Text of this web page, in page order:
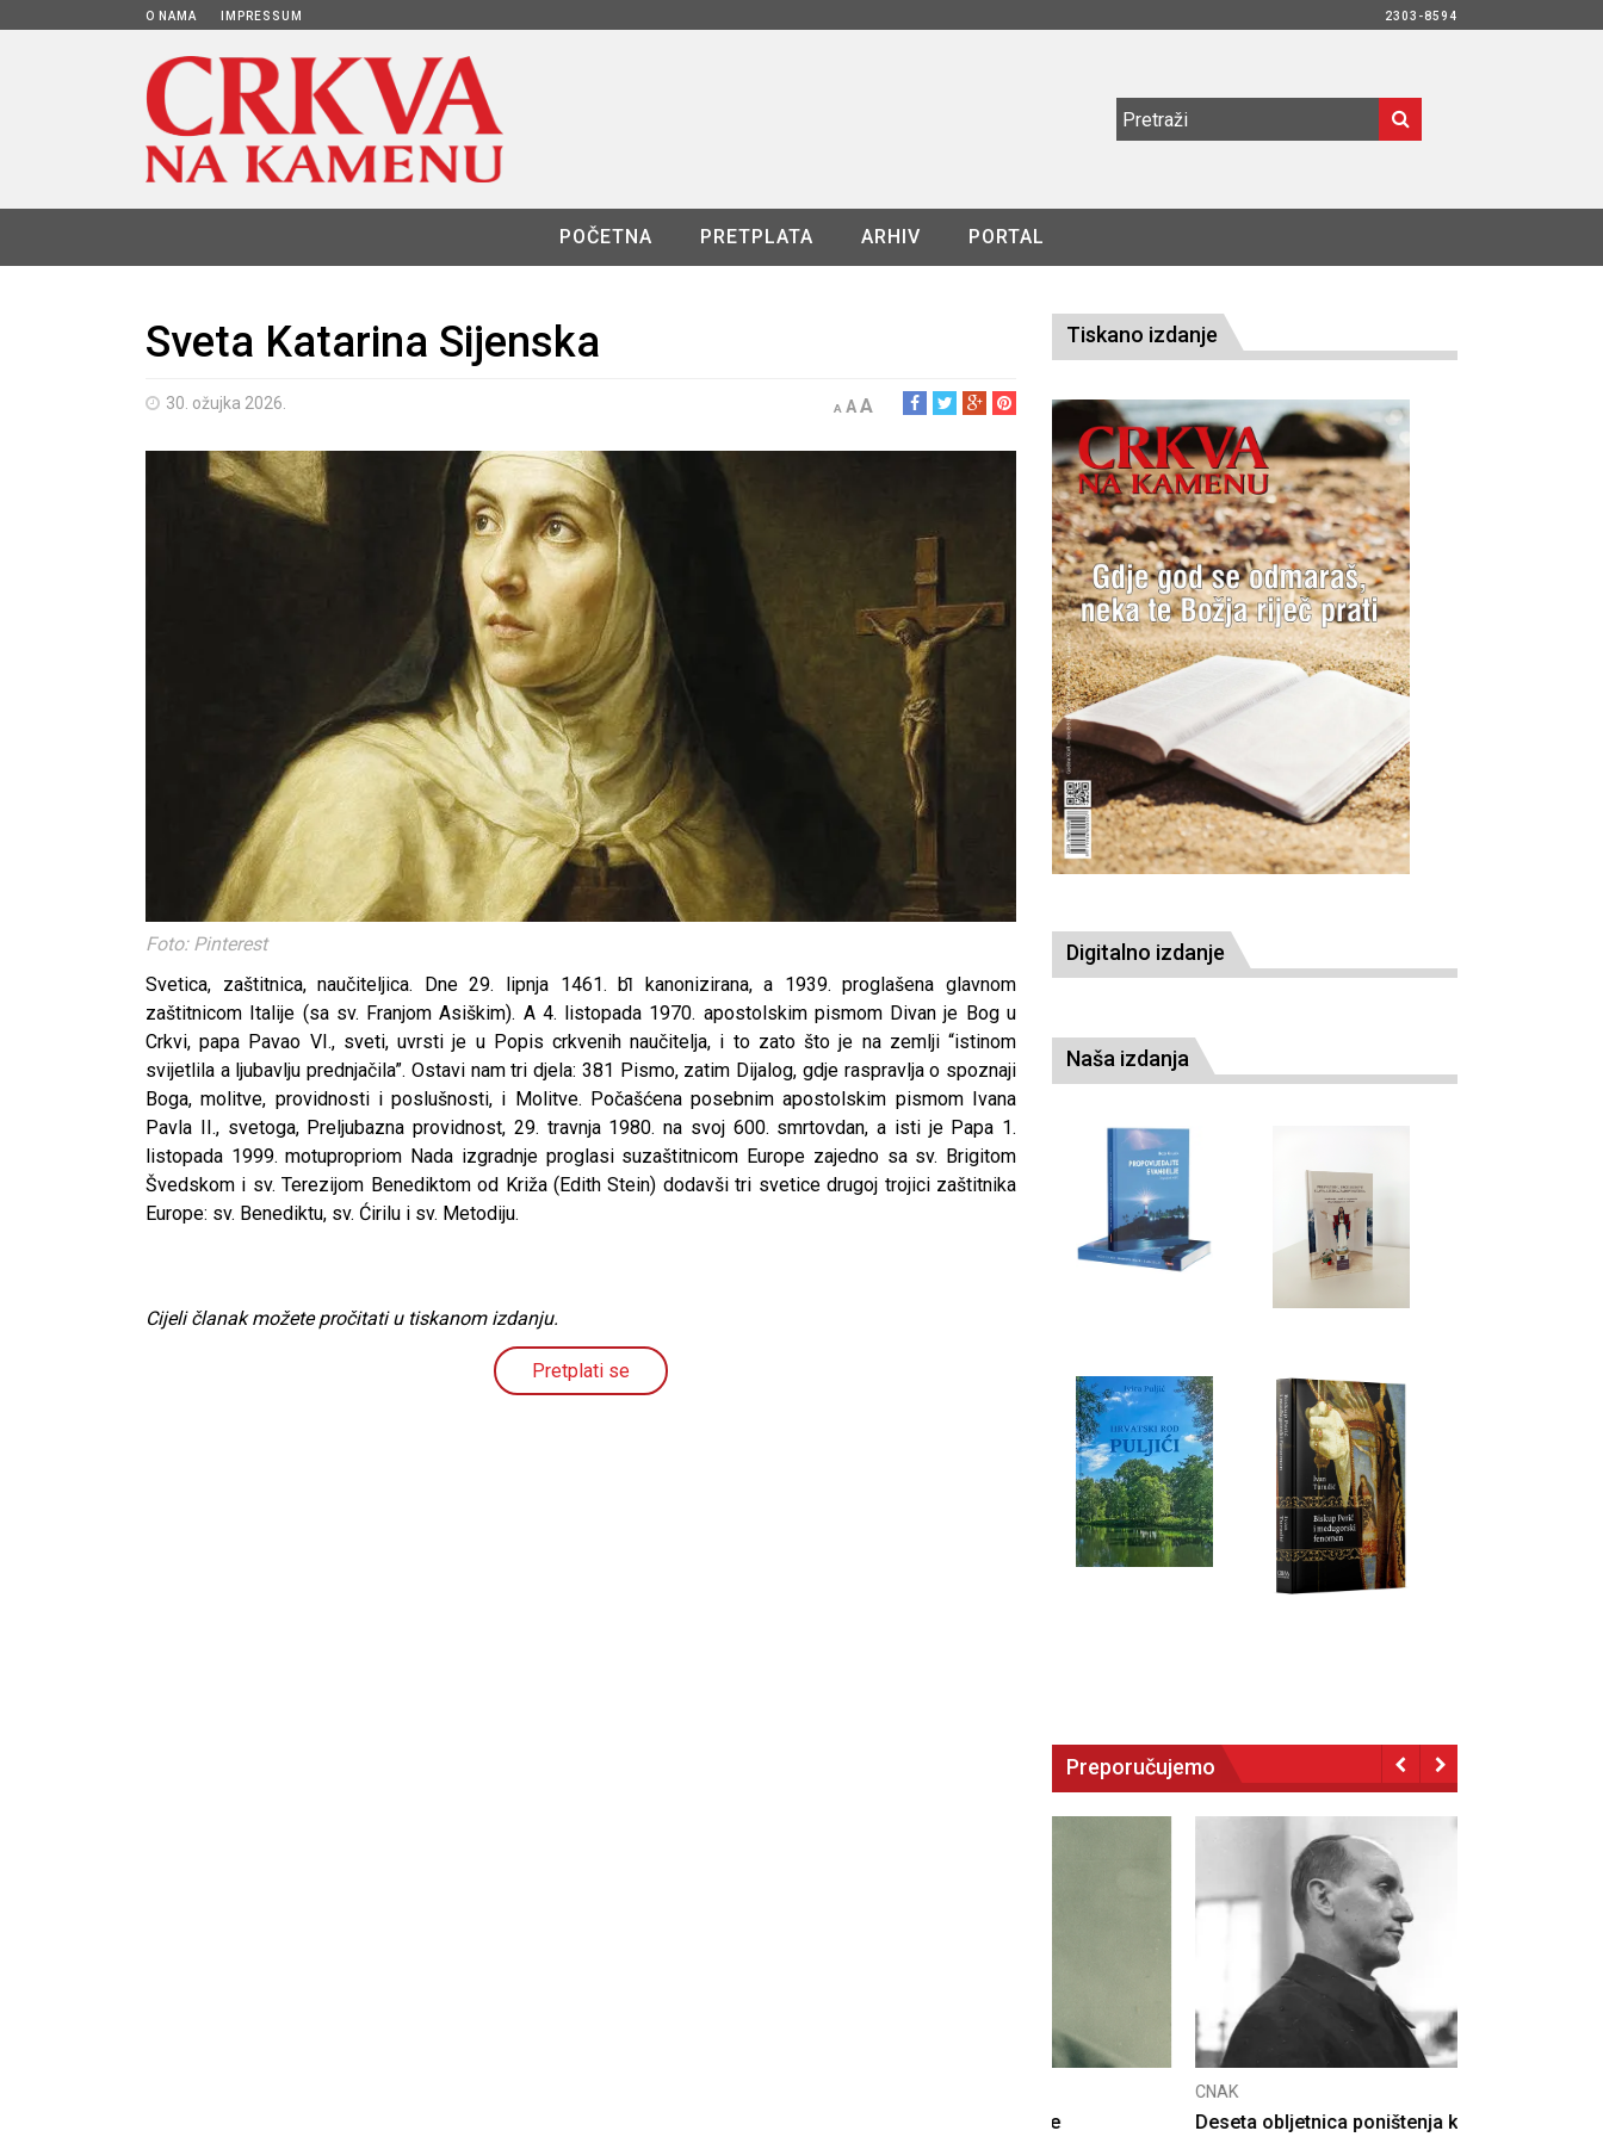
O NAMA IMPRESSUM 2303-8594
POČETNA PRETPLATA ARHIV PORTAL
Sveta Katarina Sijenska
30. ožujka 2026. A AA
Foto: Pinterest
Svetica, zaštitnica, naučiteljica. Dne 29. lipnja 1461. bȋ kanonizirana, a 1939. proglašena glavnom
zaštitnicom Italije (sa sv. Franjom Asiškim). A 4. listopada 1970. apostolskim pismom Divan je Bog u
Crkvi, papa Pavao VI., sveti, uvrsti je u Popis crkvenih naučitelja, i to zato što je na zemlji “istinom
svijetlila a ljubavlju prednjačila”. Ostavi nam tri djela: 381 Pismo, zatim Dijalog, gdje raspravlja o spoznaji
Boga, molitve, providnosti i poslušnosti, i Molitve. Počašćena posebnim apostolskim pismom Ivana
Pavla II., svetoga, Preljubazna providnost, 29. travnja 1980. na svoj 600. smrtovdan, a isti je Papa 1.
listopada 1999. motupropriom Nada izgradnje proglasi suzaštitnicom Europe zajedno sa sv. Brigitom
Švedskom i sv. Terezijom Benediktom od Križa (Edith Stein) dodavši tri svetice drugoj trojici zaštitnika
Europe: sv. Benediktu, sv. Ćirilu i sv. Metodiju.
Cijeli članak možete pročitati u tiskanom izdanju.
Pretplati se
Tiskano izdanje
Digitalno izdanje
Naša izdanja
Preporučujemo
Deseta obljetnica poništenja komunističke